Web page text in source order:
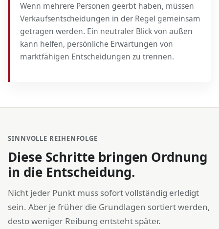
Wenn mehrere Personen geerbt haben, müssen
Verkaufsentscheidungen in der Regel gemeinsam
getragen werden. Ein neutraler Blick von außen
kann helfen, persönliche Erwartungen von
marktfähigen Entscheidungen zu trennen.
SINNVOLLE REIHENFOLGE
Diese Schritte bringen Ordnung
in die Entscheidung.
Nicht jeder Punkt muss sofort vollständig erledigt
sein. Aber je früher die Grundlagen sortiert werden,
desto weniger Reibung entsteht später.